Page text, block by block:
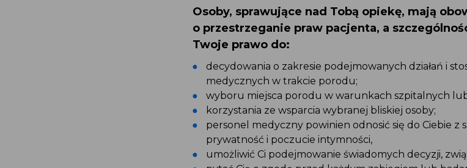
Osoby, sprawujące nad Tobą opiekę, mają
o przestrzeganie praw pacjenta, a
Twoje prawo do:
decydowania o zakresie podejmowanych działań i
medycznych w trakcie porodu;
wyboru miejsca porodu w warunkach szpitalnych
korzystania ze wsparcia wybranej bliskiej osoby;
personel medyczny powinien odnosić się do Ciebie z
prywatność i poczucie intymności,
umożliwić Ci podejmowanie świadomych decyzji,